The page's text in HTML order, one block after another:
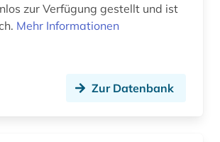
zur Verfügung gestellt und ist
Mehr Informationen
Zur Datenbank